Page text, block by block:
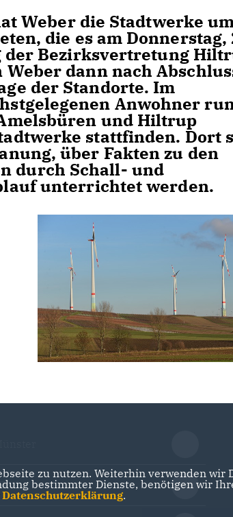
Weber die Stadtwerke
die es am Donnerstag,
der Bezirksvertretung
dann nach
der Standorte. Im
Anwohner
und Hiltrup
stattfinden. Dort
über Fakten zu den
durch Schall- und
unterrichtet werden.
zu nutzen. Weiterhin verwenden
bestimmter Dienste, benötigen wir
Datenschutzerklärung.